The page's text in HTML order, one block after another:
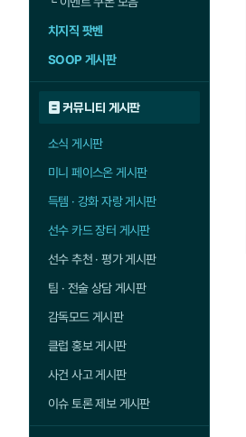
치지직 팟벤
SOOP 게시판
커뮤니티 게시판
소식 게시판
미니 페이스온 게시판
득템 · 강화 자랑 게시판
선수 카드 장터 게시판
선수 추천 · 평가 게시판
팀 · 전술 상담 게시판
감독모드 게시판
클럽 홍보 게시판
사건 사고 게시판
이슈 토론 제보 게시판